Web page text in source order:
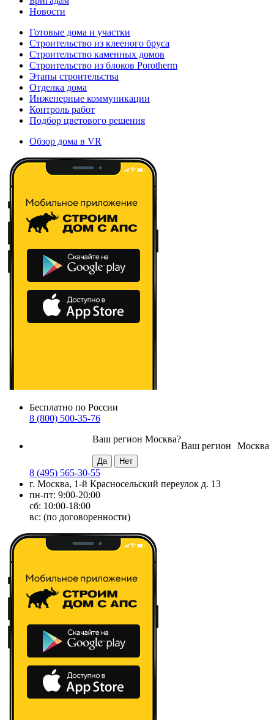
Новости
Готовые дома и участки
Строительство из клееного бруса
Строительство каменных домов
Строительство из блоков Porotherm
Этапы строительства
Отделка дома
Инженерные коммуникации
Контроль работ
Подбор цветового решения
Обзор дома в VR
Бесплатно по России
8 (800) 500-35-76
Москва
Ваш регион
Ваш регион Москва?
8 (495) 565-30-55
г. Москва, 1-й Красносельский переулок д. 13
пн-пт: 9:00-20:00
сб: 10:00-18:00
вс: (по договоренности)